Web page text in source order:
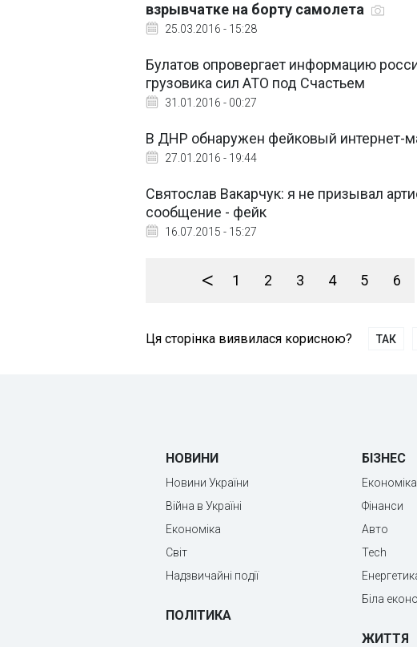
взрывчатке на борту самолета
25.03.2016 - 15:28
Булатов опровергает информацию
грузовика сил АТО под Счастьем
31.01.2016 - 00:27
В ДНР обнаружен фейковый интернет-
27.01.2016 - 19:44
Святослав Вакарчук: я не призывал
сообщение - фейк
16.07.2015 - 15:27
< 1 2 3 4 5 6
Ця сторінка виявилася корисною? ТАК
НОВИНИ
Новини України
Війна в Україні
Економіка
Світ
Надзвичайні події
ПОЛІТИКА
БІЗНЕС
Економіка
Фінанси
Авто
Tech
Біла
ЖИТТЯ